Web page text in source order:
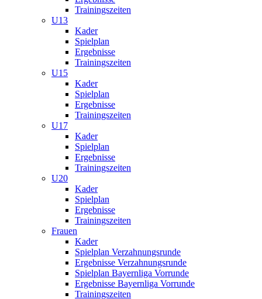
Trainingszeiten
U13
Kader
Spielplan
Ergebnisse
Trainingszeiten
U15
Kader
Spielplan
Ergebnisse
Trainingszeiten
U17
Kader
Spielplan
Ergebnisse
Trainingszeiten
U20
Kader
Spielplan
Ergebnisse
Trainingszeiten
Frauen
Kader
Spielplan Verzahnungsrunde
Ergebnisse Verzahnungsrunde
Spielplan Bayernliga Vorrunde
Ergebnisse Bayernliga Vorrunde
Trainingszeiten